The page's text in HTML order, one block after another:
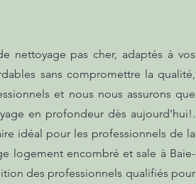
nettoyage pas cher, adaptés à vos
sans compromettre la qualité,
et nous nous assurons que
en profondeur dès aujourd'hui!.
idéal pour les professionnels de la
logement encombré et sale à Baie-
des professionnels qualifiés pour